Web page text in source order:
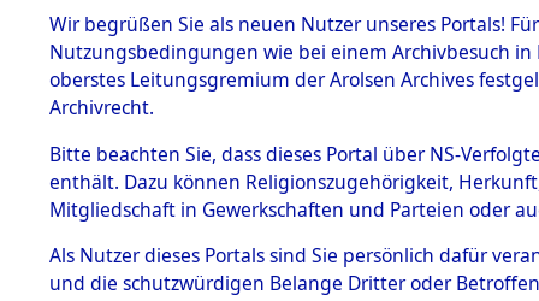
BESTÄNDE
1.
mente
5. Verschiedenes
Landkreis
Wir begrüßen Sie als neuen Nutzer unseres Portals!
Nutzungsbedingungen wie bei einem Archivbesuch
oberstes Leitungsgremium der Arolsen Archives
Archivrecht.
Bitte beachten Sie, dass dieses Portal über NS-
enthält. Dazu können Religionszugehörigkeit,
Mitgliedschaft in Gewerkschaften und Parteien oder
Als Nutzer dieses Portals sind Sie persönlich dafür
und die schutzwürdigen Belange Dritter oder